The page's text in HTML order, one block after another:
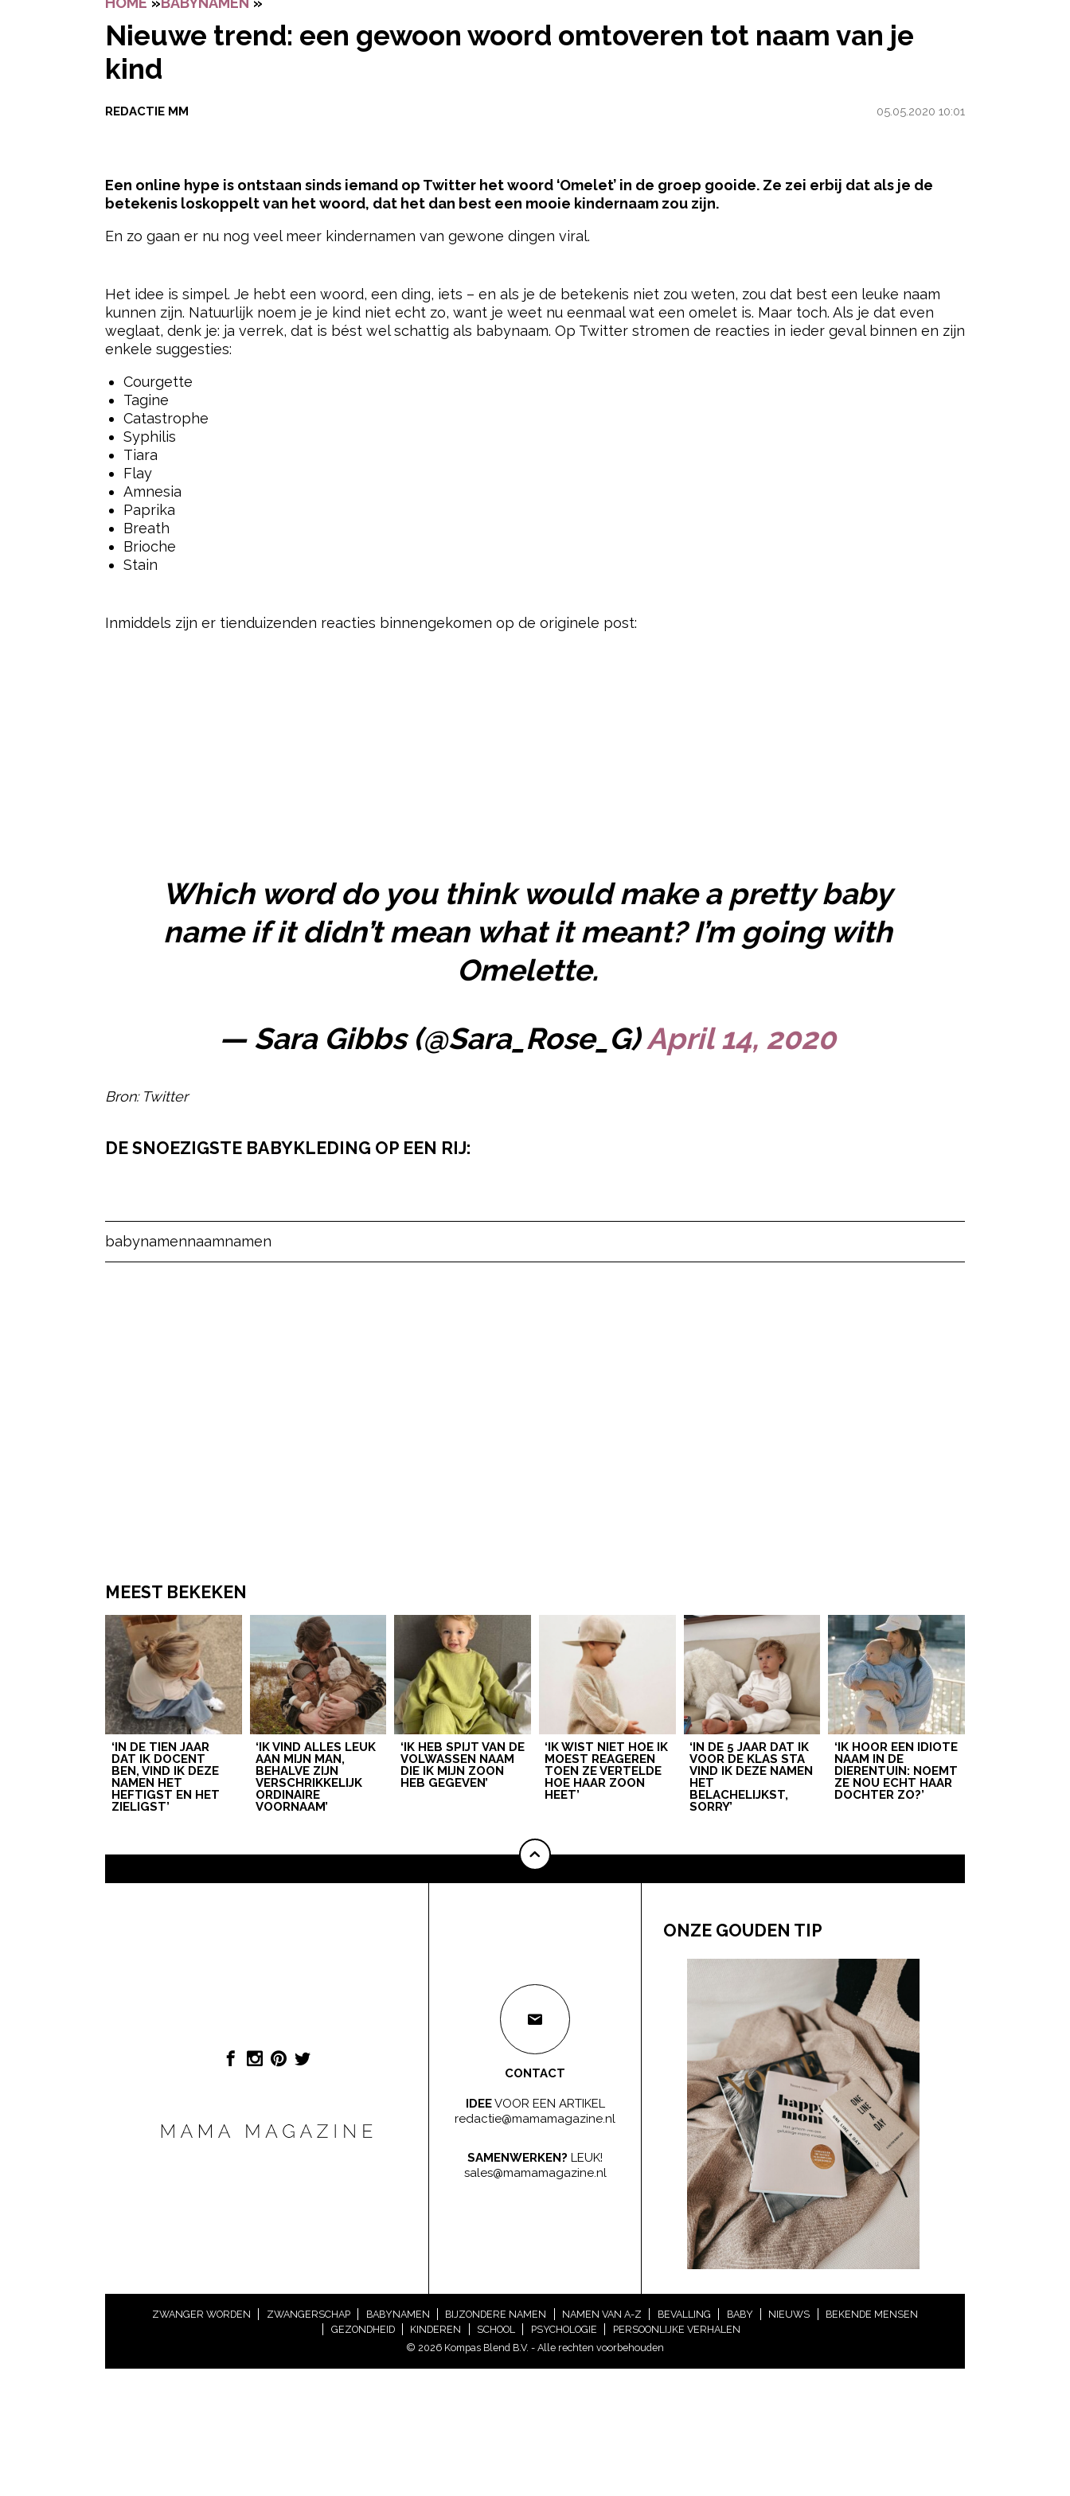
Nieuwe trend: een gewoon woord omtoveren tot naam van je
kind
REDACTIE MM 05.05.2020 10:01
Een online hype is ontstaan sinds iemand op Twitter het woord ‘Omelet’ in de groep gooide. Ze zei erbij dat als je de
betekenis loskoppelt van het woord, dat het dan best een mooie kindernaam zou zijn.
En zo gaan er nu nog veel meer kindernamen van gewone dingen viral.
Het idee is simpel. Je hebt een woord, een ding, iets – en als je de betekenis niet zou weten, zou dat best een leuke naam
kunnen zijn. Natuurlijk noem je je kind niet echt zo, want je weet nu eenmaal wat een omelet is. Maar toch. Als je dat even
weglaat, denk je: ja verrek, dat is bést wel schattig als babynaam. Op Twitter stromen de reacties in ieder geval binnen en zijn
enkele suggesties:
Courgette
Tagine
Catastrophe
Syphilis
Tiara
Flay
Amnesia
Paprika
Breath
Brioche
Stain
Inmiddels zijn er tienduizenden reacties binnengekomen op de originele post:
Which word do you think would make a pretty baby
name if it didn’t mean what it meant? I’m going with
Omelette.
— Sara Gibbs (@Sara_Rose_G)April 14, 2020
Bron: Twitter
DE SNOEZIGSTE BABYKLEDING OP EEN RIJ:
babynamennaamnamen
MEEST BEKEKEN
‘IN DE TIEN JAAR
DAT IK DOCENT
BEN, VIND IK DEZE
NAMEN HET
HEFTIGST EN HET
ZIELIGST’
‘IK VIND ALLES LEUK
AAN MIJN MAN,
BEHALVE ZIJN
VERSCHRIKKELIJK
ORDINAIRE
VOORNAAM’
‘IK HEB SPIJT VAN DE
VOLWASSEN NAAM
DIE IK MIJN ZOON
HEB GEGEVEN’
‘IK WIST NIET HOE IK
MOEST REAGEREN
TOEN ZE VERTELDE
HOE HAAR ZOON
HEET’
‘IN DE 5 JAAR DAT IK
VOOR DE KLAS STA
VIND IK DEZE NAMEN
HET
BELACHELIJKST,
SORRY’
‘IK HOOR EEN IDIOTE
NAAM IN DE
DIERENTUIN: NOEMT
ZE NOU ECHT HAAR
DOCHTER ZO?’
CONTACT
IDEEVOOR EEN ARTIKEL
redactie@mamamagazine.nl
SAMENWERKEN? LEUK!
sales@mamamagazine.nl
ONZE GOUDEN TIP
ZWANGER WORDEN ZWANGERSCHAP BABYNAMEN BIJZONDERE NAMEN NAMEN VAN A-Z BEVALLING BABY NIEUWS
BEKENDE MENSEN
GEZONDHEID
KINDEREN SCHOOL PSYCHOLOGIE
PERSOONLIJKE VERHALEN
© 2026 Kompas Blend B.V. - Alle rechten voorbehouden